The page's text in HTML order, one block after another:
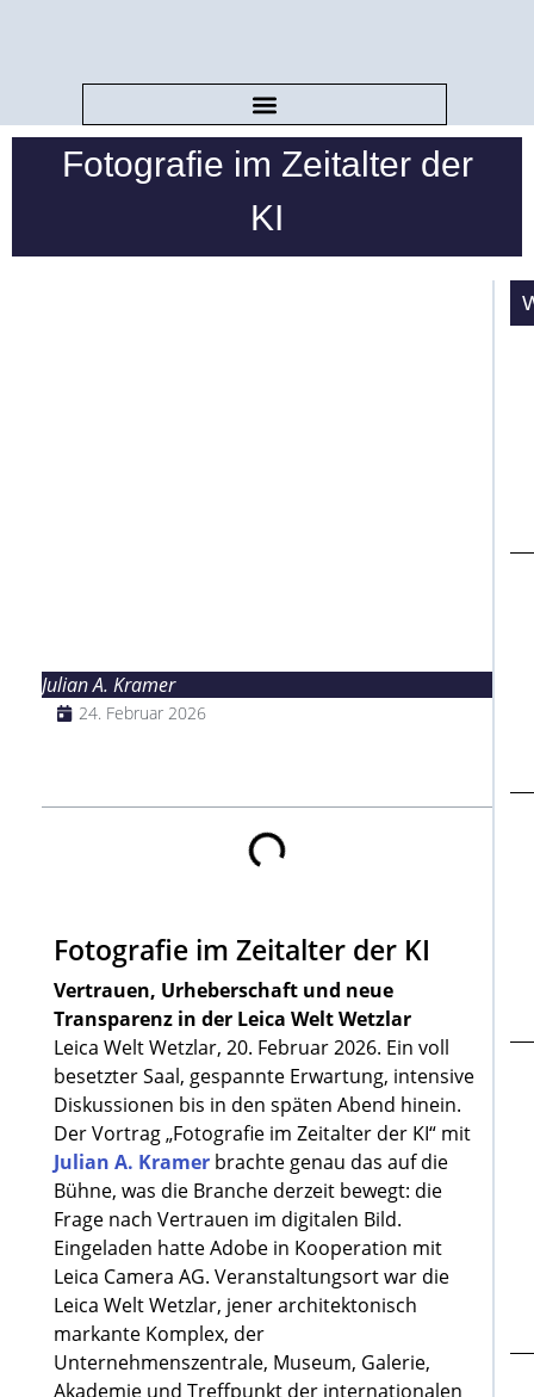
Fotografie im Zeitalter der
KI
Julian A. Kramer
24. Februar 2026
Fotografie im Zeitalter der KI
Vertrauen, Urheberschaft und neue
Transparenz in der Leica Welt Wetzlar
Leica Welt Wetzlar, 20. Februar 2026. Ein voll
besetzter Saal, gespannte Erwartung, intensive
Diskussionen bis in den späten Abend hinein.
Der Vortrag „Fotografie im Zeitalter der KI“ mit
Julian A. Kramer brachte genau das auf die
Bühne, was die Branche derzeit bewegt: die
Frage nach Vertrauen im digitalen Bild.
Eingeladen hatte Adobe in Kooperation mit
Leica Camera AG. Veranstaltungsort war die
Leica Welt Wetzlar, jener architektonisch
markante Komplex, der
Unternehmenszentrale, Museum, Galerie,
Akademie und Treffpunkt der internationalen